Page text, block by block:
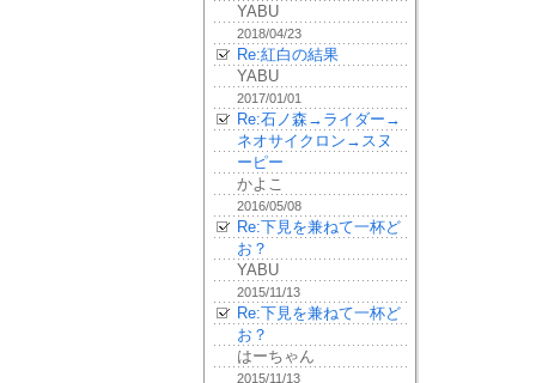
YABU
2018/04/23
Re:紅白の結果
YABU
2017/01/01
Re:石ノ森→ライダー→
ネオサイクロン→スヌ
ーピー
かよこ
2016/05/08
Re:下見を兼ねて一杯ど
お？
YABU
2015/11/13
Re:下見を兼ねて一杯ど
お？
はーちゃん
2015/11/13